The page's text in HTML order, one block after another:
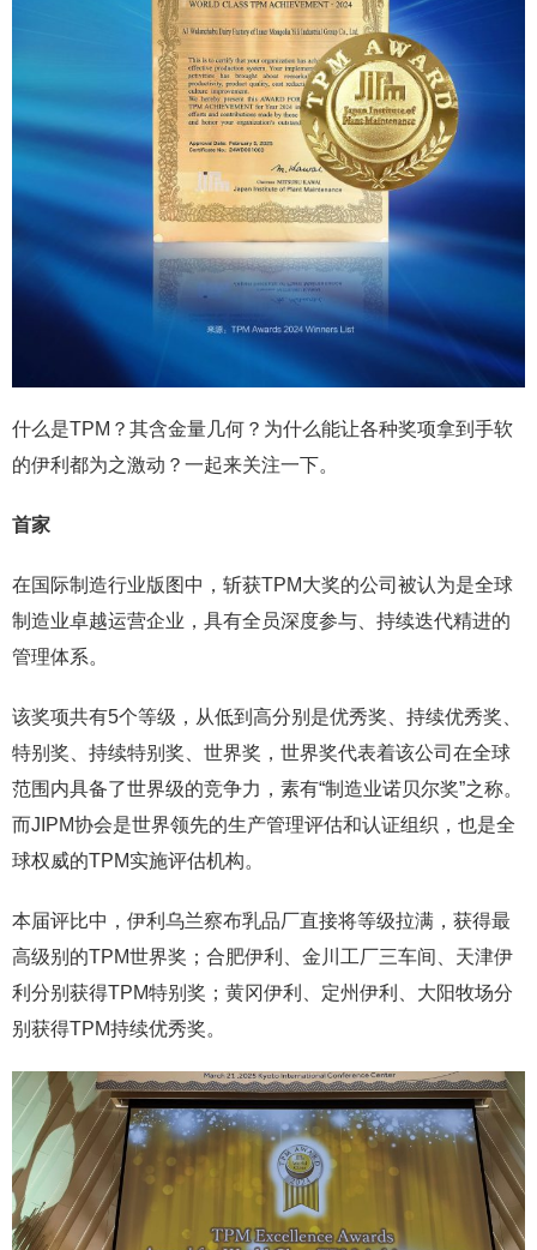
什么是TPM？其含金量几何？为什么能让各种奖项拿到手软
的伊利都为之激动？一起来关注一下。
首家
在国际制造行业版图中，斩获TPM大奖的公司被认为是全球
制造业卓越运营企业，具有全员深度参与、持续迭代精进的
管理体系。
该奖项共有5个等级，从低到高分别是优秀奖、持续优秀奖、
特别奖、持续特别奖、世界奖，世界奖代表着该公司在全球
范围内具备了世界级的竞争力，素有“制造业诺贝尔奖”之称。
而JIPM协会是世界领先的生产管理评估和认证组织，也是全
球权威的TPM实施评估机构。
本届评比中，伊利乌兰察布乳品厂直接将等级拉满，获得最
高级别的TPM世界奖；合肥伊利、金川工厂三车间、天津伊
利分别获得TPM特别奖；黄冈伊利、定州伊利、大阳牧场分
别获得TPM持续优秀奖。